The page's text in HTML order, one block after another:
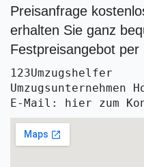
Preisanfrage
erhalten Sie ganz
Festpreisangebot per
123Umzugshelfer
E-Mail: hier zum